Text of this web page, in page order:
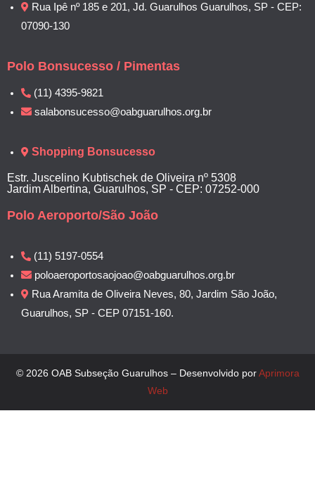
Rua Ipê nº 185 e 201, Jd. Guarulhos Guarulhos, SP - CEP:
07090-130
Polo Bonsucesso / Pimentas
(11) 4395-9821
salabonsucesso@oabguarulhos.org.br
Shopping Bonsucesso
Estr. Juscelino Kubtischek de Oliveira nº 5308
Jardim Albertina, Guarulhos, SP - CEP: 07252-000
Polo Aeroporto/São João
(11) 5197-0554
poloaeroportosaojoao@oabguarulhos.org.br
Rua Aramita de Oliveira Neves, 80, Jardim São João,
Guarulhos, SP - CEP 07151-160.
© 2026 OAB Subseção Guarulhos – Desenvolvido porAprimora
Web